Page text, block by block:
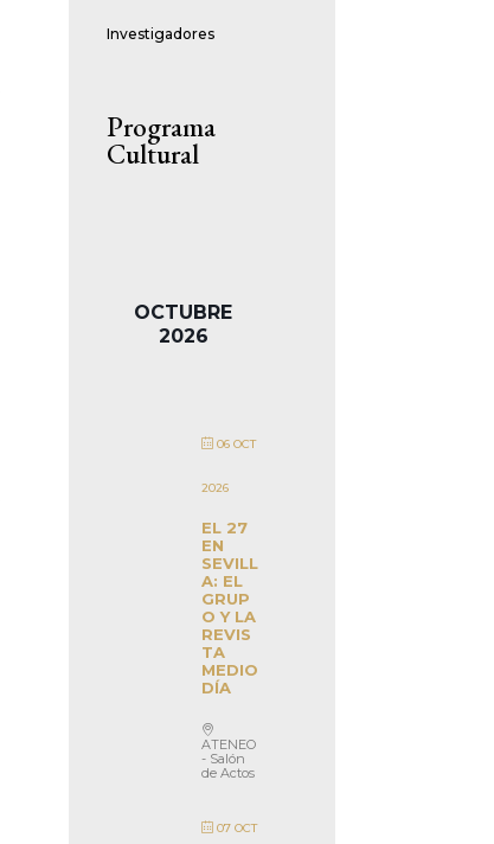
Investigadores
Programa
Cultural
OCTUBRE
2026
06 OCT
2026
EL 27
EN
SEVILL
A: EL
GRUP
O Y LA
REVIS
TA
MEDIO
DÍA
ATENEO
- Salón
de Actos
07 OCT